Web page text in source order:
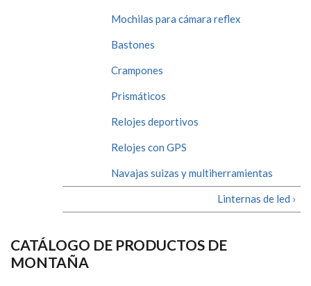
Mochilas para cámara reflex
Bastones
Crampones
Prismáticos
Relojes deportivos
Relojes con GPS
Navajas suizas y multiherramientas
Linternas de led ›
CATÁLOGO DE PRODUCTOS DE
MONTAÑA